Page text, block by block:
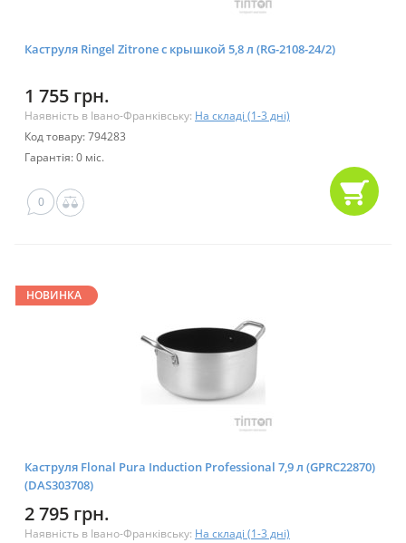
Каструля Ringel Zitrone с крышкой 5,8 л (RG-2108-24/2)
1 755 грн.
Наявність в Івано-Франківську: На складі (1-3 дні)
Код товару: 794283
Гарантія: 0 міс.
0
НОВИНКА
Каструля Flonal Pura Induction Professional 7,9 л (GPRC22870)
(DAS303708)
2 795 грн.
Наявність в Івано-Франківську: На складі (1-3 дні)